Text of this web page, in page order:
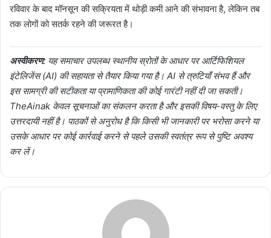
रविवार के बाद मॉनसून की सक्रियता में थोड़ी कमी आने की संभावना है, लेकिन तब
तक लोगों को सतर्क रहने की जरूरत है।
अस्वीकरण: यह समाचार उपलब्ध स्थानीय स्रोतों के आधार पर आर्टिफिशियल
इंटेलिजेंस (AI) की सहायता से तैयार किया गया है। AI से त्रुटियाँ संभव हैं और
इस सामग्री की सटीकता या प्रामाणिकता की कोई गारंटी नहीं दी जा सकती।
TheAinak केवल सूचनाओं का संकलन करता है और इसकी विषय-वस्तु के लिए
उत्तरदायी नहीं है। पाठकों से अनुरोध है कि किसी भी जानकारी पर भरोसा करने या
उसके आधार पर कोई कार्रवाई करने से पहले उसकी स्वतंत्र रूप से पुष्टि अवश्य
कर लें।